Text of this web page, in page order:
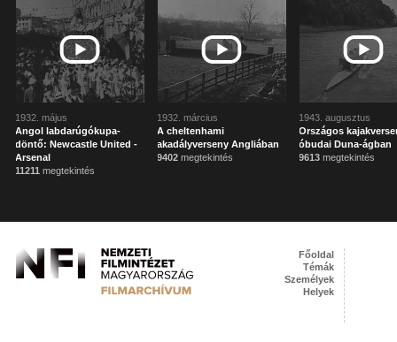
1932. május
Angol labdarúgókupa-
döntő: Newcastle United -
Arsenal
11211 megtekintés
1932. március
A cheltenhami
akadályverseny Angliában
9402 megtekintés
1943. augusztus
Országos
óbudai Duna-ágban
9613 megtekintés
Főoldal
Témák
Személyek
Helyek